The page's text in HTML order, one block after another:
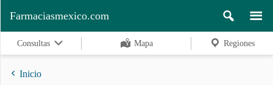
Farmaciasmexico.com
Consultas Mapa Regiones
Inicio